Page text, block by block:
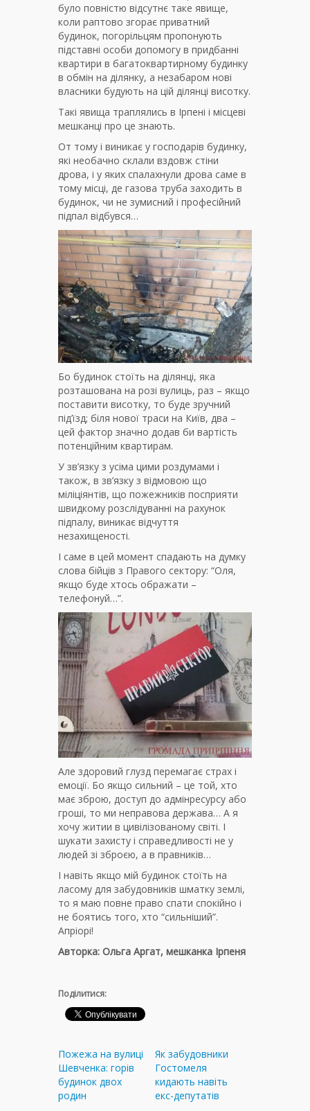
було повністю відсутнє таке явище,
коли раптово згорає приватний
будинок, погорільцям пропонують
підставні особи допомогу в придбанні
квартири в багатоквартирному будинку
в обмін на ділянку, а незабаром нові
власники будують на цій ділянці висотку.
Такі явища траплялись в Ірпені і місцеві
мешканці про це знають.
От тому і виникає у господарів будинку,
які необачно склали вздовж стіни
дрова, і у яких спалахнули дрова саме в
тому місці, де газова труба заходить в
будинок, чи не зумисний і професійний
підпал відбувся…
Бо будинок стоїть на ділянці, яка
розташована на розі вулиць, раз – якщо
поставити висотку, то буде зручний
під’їзд; біля нової траси на Київ, два –
цей фактор значно додав би вартість
потенційним квартирам.
У зв’язку з усіма цими роздумами і
також, в зв’язку з відмовою що
міліціянтів, що пожежників посприяти
швидкому розслідуванні на рахунок
підпалу, виникає відчуття
незахищеності.
І саме в цей момент спадають на думку
слова бійців з Правого сектору: “Оля,
якщо буде хтось ображати –
телефонуй…”.
Але здоровий глузд перемагає страх і
емоції. Бо якщо сильний – це той, хто
має зброю, доступ до адмінресурсу або
гроші, то ми неправова держава… А я
хочу житии в цивілізованому світі. І
шукати захисту і справедливості не у
людей зі зброєю, а в правників…
І навіть якщо мій будинок стоїть на
ласому для забудовників шматку землі,
то я маю повне право спати спокійно і
не боятись того, хто “сильніший”.
Апріорі!
Авторка: Ольга Аргат, мешканка Ірпеня
Поділитися:
Пожежа на вулиці
Шевченка: горів
будинок двох
родин
Як забудовники
Гостомеля
кидають навіть
екс-депутатів